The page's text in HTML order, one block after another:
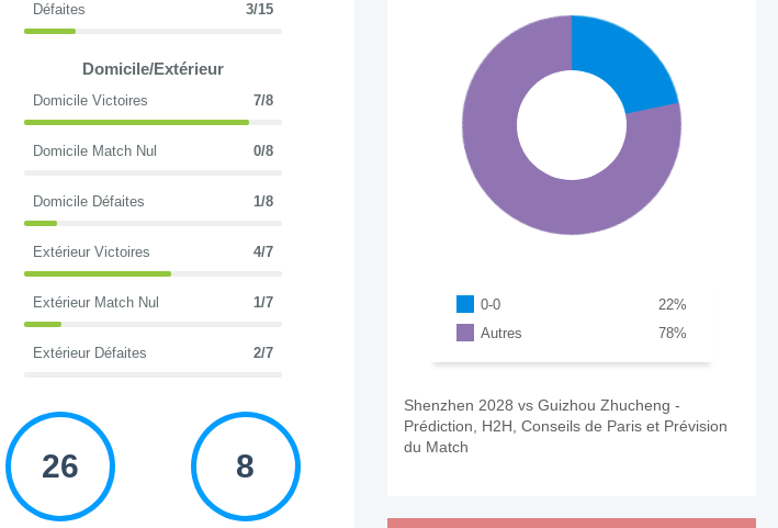
Défaites 3/15
Domicile/Extérieur
Domicile Victoires 7/8
Domicile Match Nul 0/8
Domicile Défaites 1/8
Extérieur Victoires 4/7
Extérieur Match Nul 1/7
Extérieur Défaites 2/7
26 8
0-0 %
22
Autres
%
78
Shenzhen 2028 vs Guizhou Zhucheng -
Prédiction, H2H, Conseils de Paris et Prévision
du Match